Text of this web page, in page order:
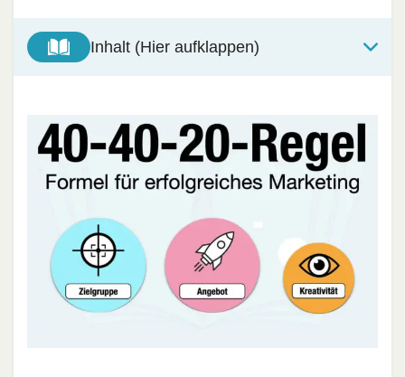
Inhalt (Hier aufklappen)